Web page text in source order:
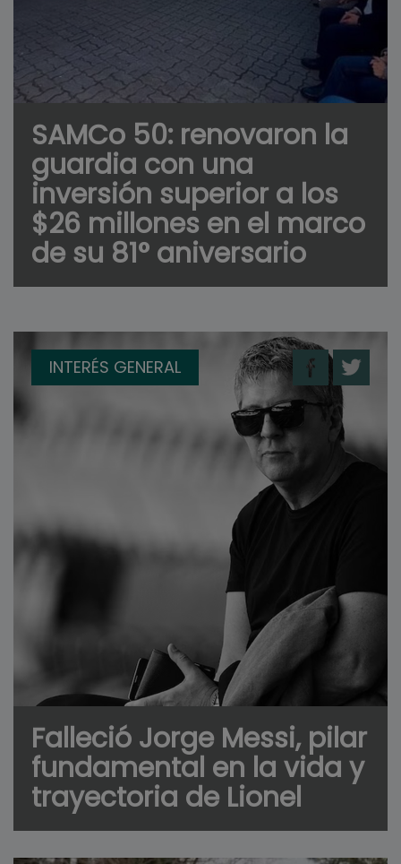
SAMCo 50: renovaron la
guardia con una
inversión superior a los
$26 millones en el marco
de su 81° aniversario
INTERÉS GENERAL
Falleció Jorge Messi, pilar
fundamental en la vida y
trayectoria de Lionel